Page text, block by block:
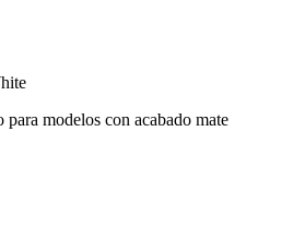
modelos con acabado mate